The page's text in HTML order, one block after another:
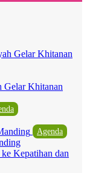
Gelar Khitanan
Agenda